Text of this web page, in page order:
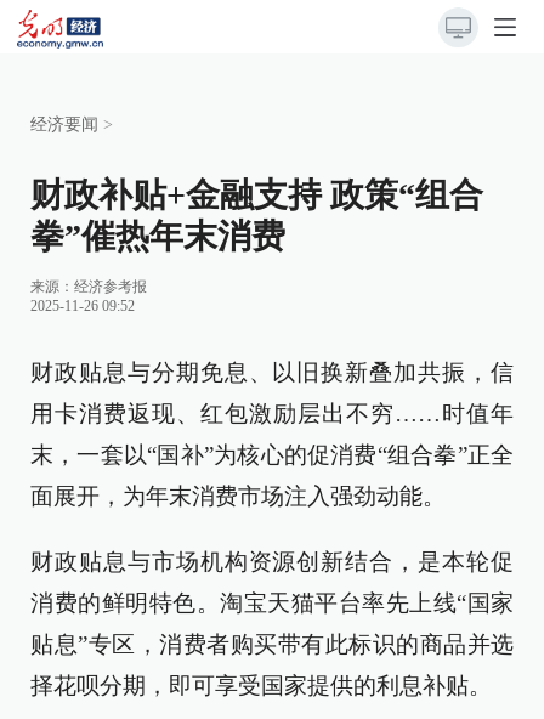
经济要闻 >
财政补贴+金融支持 政策“组合
拳”催热年末消费
来源： 经济参考报
2025-11-26 09:52
财政贴息与分期免息、以旧换新叠加共振，信
用卡消费返现、红包激励层出不穷……时值年
末，一套以“国补”为核心的促消费“组合拳”正全
面展开，为年末消费市场注入强劲动能。
财政贴息与市场机构资源创新结合，是本轮促
消费的鲜明特色。淘宝天猫平台率先上线“国家
贴息”专区，消费者购买带有此标识的商品并选
择花呗分期，即可享受国家提供的利息补贴。